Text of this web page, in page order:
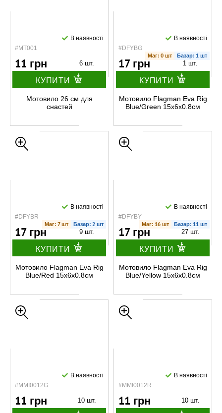
#МТ001
В наявності
11 грн 6 шт.
КУПИТИ
Мотовило 26 см для
снастей
#DFYBG
В наявності
Маг: 0 шт Базар: 1 шт
17 грн 1 шт.
КУПИТИ
Мотовило Flagman Eva Rig
Blue/Green 15х6х0.8см
#DFYBR
В наявності
Маг: 7 шт Базар: 2 шт
17 грн 9 шт.
КУПИТИ
Мотовило Flagman Eva Rig
Blue/Red 15х6х0.8см
#DFYBY
В наявності
Маг: 16 шт Базар: 11 шт
17 грн 27 шт.
КУПИТИ
Мотовило Flagman Eva Rig
Blue/Yellow 15х6х0.8см
#MMI0012G
В наявності
11 грн 10 шт.
#MMI0012R
В наявності
11 грн 10 шт.